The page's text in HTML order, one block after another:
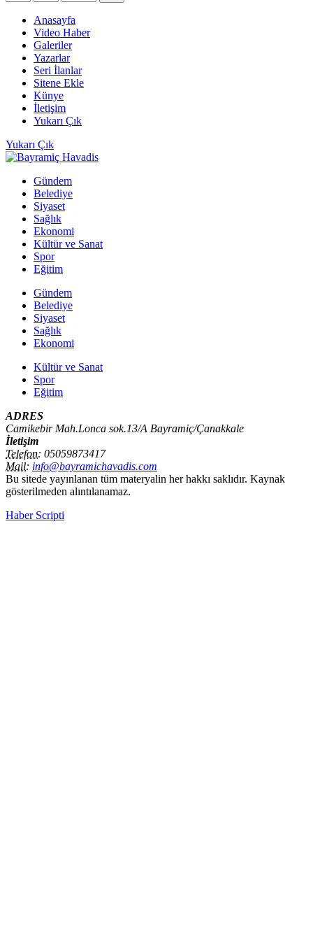
Anasayfa
Video Haber
Galeriler
Yazarlar
Seri İlanlar
Sitene Ekle
Künye
İletişim
Yukarı Çık
Yukarı Çık
Gündem
Belediye
Siyaset
Sağlık
Ekonomi
Kültür ve Sanat
Spor
Eğitim
Gündem
Belediye
Siyaset
Sağlık
Ekonomi
Kültür ve Sanat
Spor
Eğitim
ADRES
Camikebir Mah.Lonca sok.13/A Bayramiç/Çanakkale
İletişim
Telefon: 05059873417
Mail: info@bayramichavadis.com
Bu sitede yayınlanan tüm materyalin her hakkı saklıdır. Kaynak
gösterilmeden alıntılanamaz.
Haber Scripti